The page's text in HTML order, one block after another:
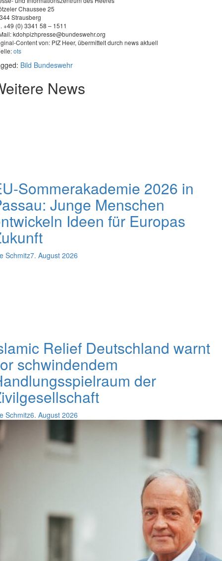
Chaussee 25
Strausberg
+49 (0) 3341 58 – 1511
kdohpizhpresse@bundeswehr.org
Content von: PIZ Heer, übermittelt durch news aktuell
ots
Bild Bundeswehr
News
Sommerakademie 2026 in
Junge Menschen
Ideen für Europas
Schmitz7. August 2026
Relief Deutschland warnt
schwindendem
der
Schmitz6. August 2026